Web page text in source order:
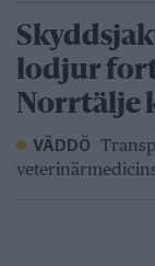
lodjur
Norrtälje
VÄDDÖ